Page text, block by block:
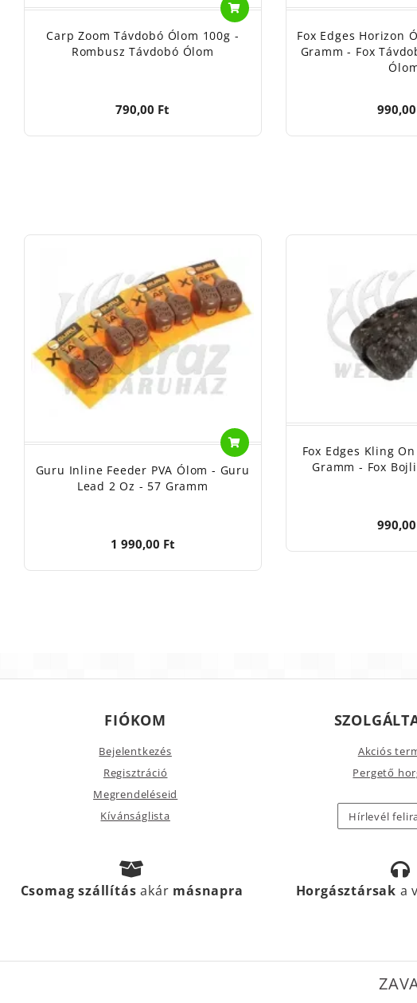
Carp Zoom Távdobó Ólom 100g -
Rombusz Távdobó Ólom
790,00 Ft
Fox Edges Horizon
Gramm - Fox
Guru Inline Feeder PVA Ólom - Guru
Lead 2 Oz - 57 Gramm
1 990,00 Ft
Fox Edges Kling
Gramm - Fox
FIÓKOM
Bejelentkezés
Regisztráció
Megrendeléseid
Kívánságlista
Akciós
Pergető
Hírlevél
Csomag szállításakár másnapra Horgásztársak a